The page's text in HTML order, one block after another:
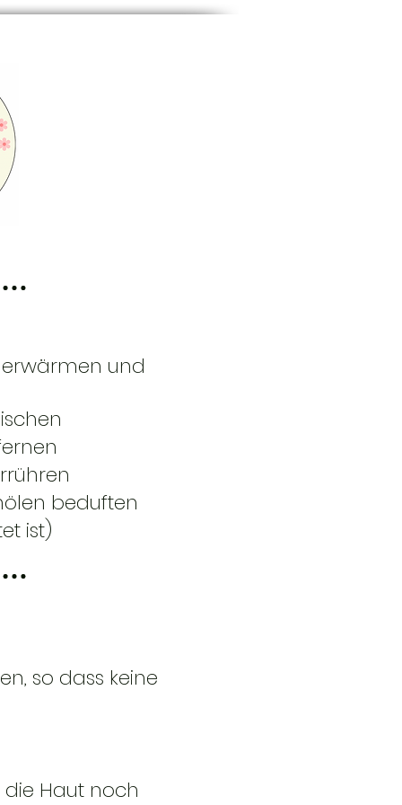
und
beduften
ist)
so dass keine
Haut noch